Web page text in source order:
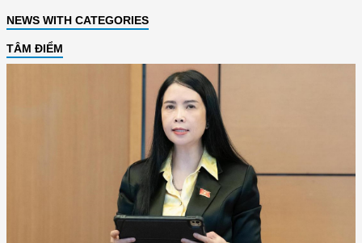
NEWS WITH CATEGORIES
TÂM ĐIỂM